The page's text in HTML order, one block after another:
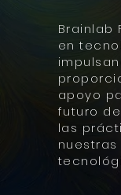
Brainlab
en
apoyo
futuro
las